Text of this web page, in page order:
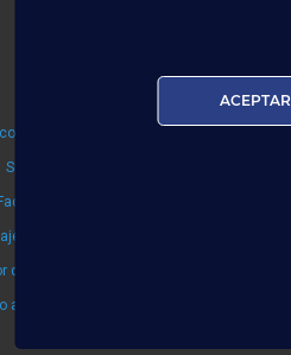
Simulador de Vuelo
Aeroportuaria
de Vuelo
aeronáutico de Madrid
ACEPTAR